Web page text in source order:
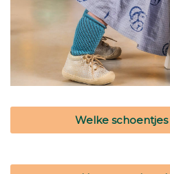
Welke schoentjes